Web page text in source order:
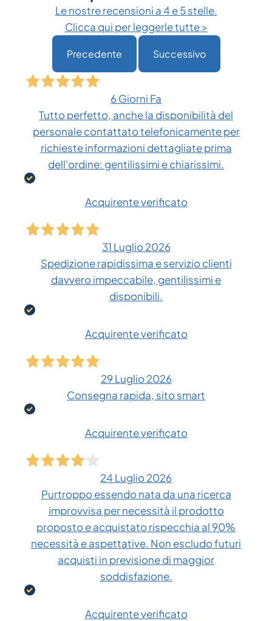
Le nostre recensioni a 4 e 5 stelle.
Clicca qui per leggerle tutte >
Precedente Successivo
6 Giorni Fa
Tutto perfetto, anche la disponibilità del
personale contattato telefonicamente per
richieste informazioni dettagliate prima
dell'ordine: gentilissimi e chiarissimi.
Acquirente verificato
31 Luglio 2026
Spedizione rapidissima e servizio clienti
davvero impeccabile, gentilissimi e
disponibili.
Acquirente verificato
29 Luglio 2026
Consegna rapida, sito smart
Acquirente verificato
24 Luglio 2026
Purtroppo essendo nata da una ricerca
improvvisa per necessità il prodotto
proposto e acquistato rispecchia al 90%
necessità e aspettative. Non escludo futuri
acquisti in previsione di maggior
soddisfazione.
Acquirente verificato